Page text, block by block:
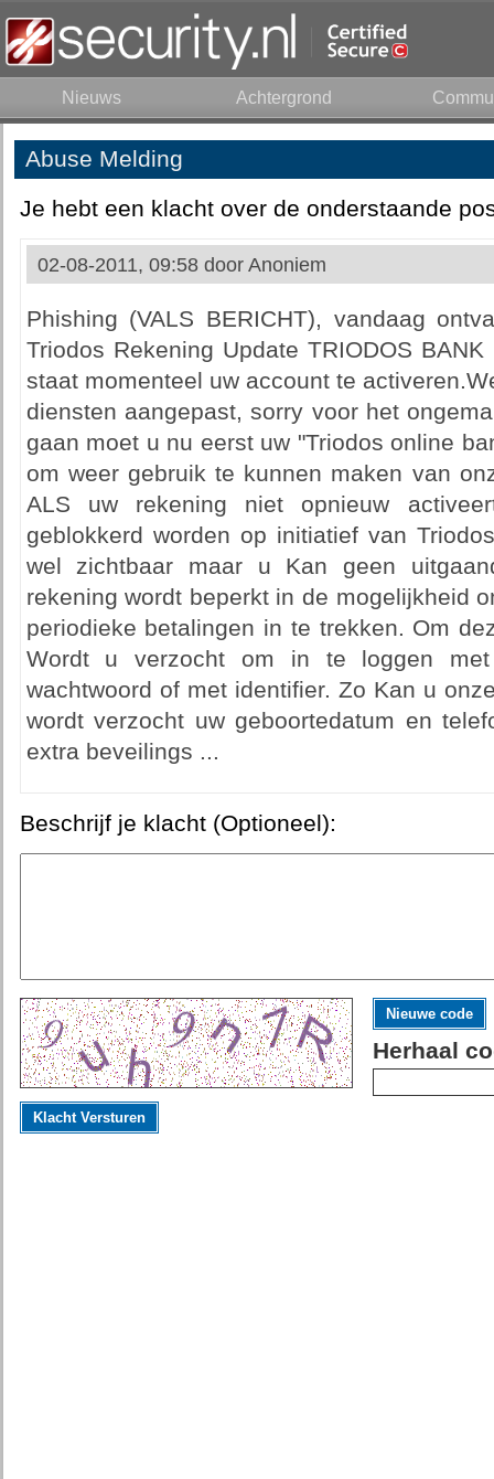
Nieuws Achtergrond
Abuse Melding
Je hebt een klacht over de onderstaande
02-08-2011, 09:58 door Anoniem
Phishing (VALS BERICHT), vandaag
Triodos Rekening Update TRIODOS
staat momenteel uw account te
diensten aangepast, sorry voor het
gaan moet u nu eerst uw "Triodos online
om weer gebruik te kunnen maken van
ALS uw rekening niet opnieuw
geblokkerd worden op initiatief van
wel zichtbaar maar u Kan geen
rekening wordt beperkt in de mogelijkheid
periodieke betalingen in te trekken. Om
Wordt u verzocht om in te loggen
wachtwoord of met identifier. Zo Kan u
wordt verzocht uw geboortedatum en
extra beveilings ...
Beschrijf je klacht (Optioneel):
Nieuwe code
Herhaal
Klacht Versturen